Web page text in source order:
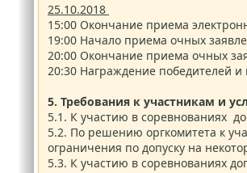
25.10.2018
15:00 Окончание приема
19:00 Начало приема очных
20:00 Окончание приема очных
20:30 Награждение победителей
5. Требования к участникам и
5.1. К участию в соревнованиях
5.2. По решению оргкомитета к
ограничения по допуску на
5.3. К участию в соревнованиях